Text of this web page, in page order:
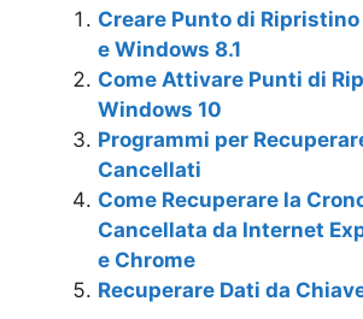
Creare Punto di
e Windows 8.1
Come Attivare Punti di
Windows 10
Programmi per
Cancellati
Come Recuperare la
Cancellata da Internet
e Chrome
Recuperare Dati da